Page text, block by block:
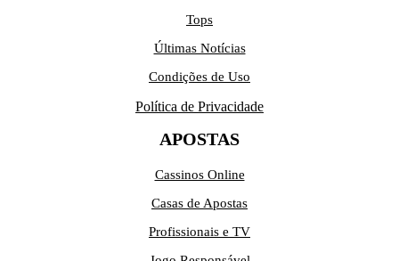
Tops
Últimas Notícias
Condições de Uso
Política de Privacidade
APOSTAS
Cassinos Online
Casas de Apostas
Profissionais e TV